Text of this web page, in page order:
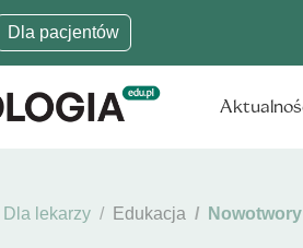
Dla pacjentów
Dla lekarzy Edukacja